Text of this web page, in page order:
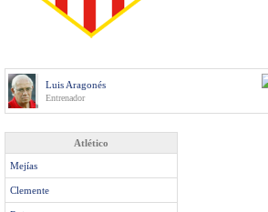
Luis Aragonés
Entrenador
Atlético
Mejías
Clemente